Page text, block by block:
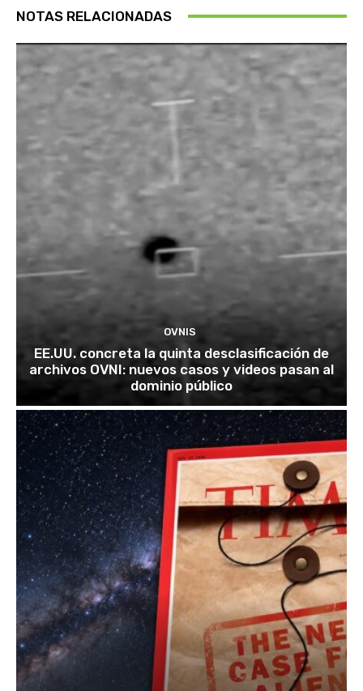
NOTAS RELACIONADAS
OVNIS
EE.UU. concreta la quinta desclasificación de
archivos OVNI: nuevos casos y videos pasan al
dominio público